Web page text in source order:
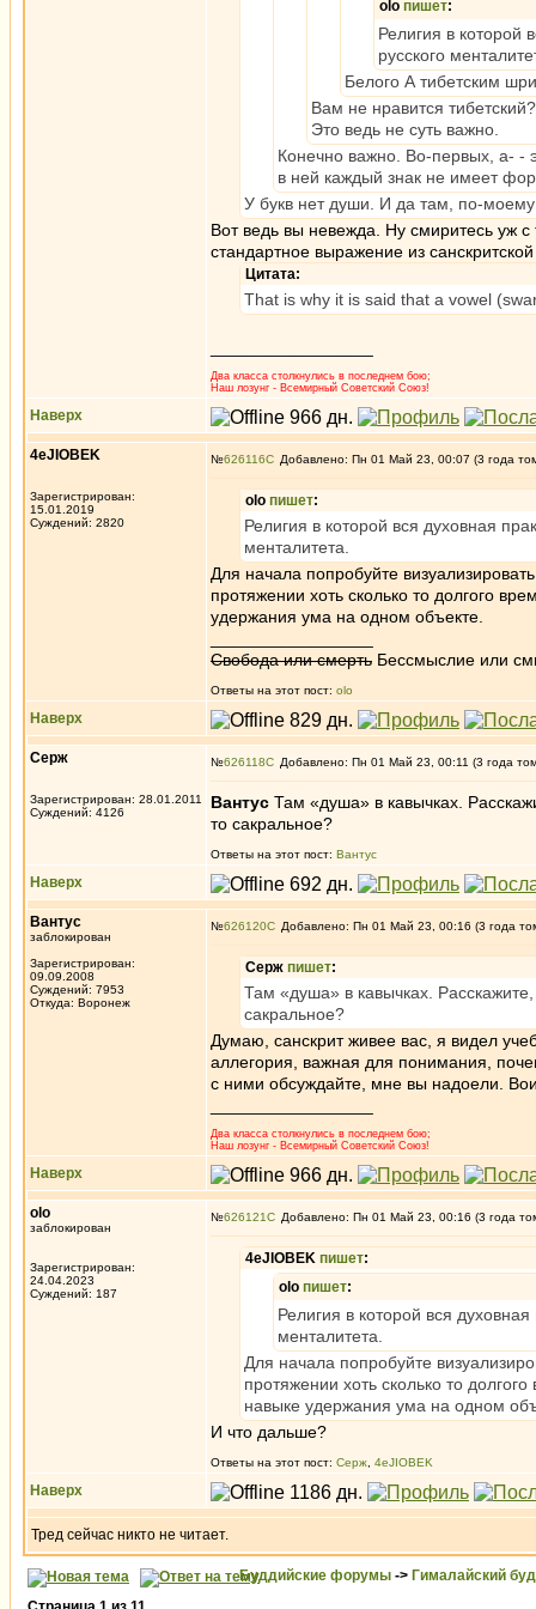
olo пишет:
Религия в которой
русского
Белого А тибетским
Вам не нравится
Это ведь не суть важно.
Конечно важно. Во-первых, a- -
в ней каждый знак не имеет
У букв нет души. И да там, по-
Вот ведь вы невежда. Ну смиритесь уж
стандартное выражение из
Цитата:
That is why it is said that a vowel
Два класса столкнулись в последнем бою;
Наш лозунг - Всемирный Советский Союз!
Наверх
4eJIOBEK
Зарегистрирован:
15.01.2019
Суждений: 2820
№626116 Добавлено: Пн 01 Май 23, 00:07 (3 года
olo пишет:
Религия в которой вся духовная
менталитета.
Для начала попробуйте
протяжении хоть сколько то долгого
удержания ума на одном объекте.
Свобода или смерть Бессмыслие или
Ответы на этот пост: olo
Наверх
Серж
Зарегистрирован: 28.01.2011
Суждений: 4126
№626118 Добавлено: Пн 01 Май 23, 00:11 (3 года
Вантус Там «душа» в кавычках.
то сакральное?
Ответы на этот пост: Вантус
Наверх
Вантус
заблокирован
Зарегистрирован:
09.09.2008
Суждений: 7953
Откуда: Воронеж
№626120 Добавлено: Пн 01 Май 23, 00:16 (3 года
Серж пишет:
Там «душа» в кавычках.
сакральное?
Думаю, санскрит живее вас, я видел
аллегория, важная для понимания,
с ними обсуждайте, мне вы надоели.
Два класса столкнулись в последнем бою;
Наш лозунг - Всемирный Советский Союз!
Наверх
olo
заблокирован
Зарегистрирован:
24.04.2023
Суждений: 187
№626121 Добавлено: Пн 01 Май 23, 00:16 (3 года
4eJIOBEK пишет:
olo пишет:
Религия в которой вся
менталитета.
Для начала попробуйте
протяжении хоть сколько то
навыке удержания ума на одном
И что дальше?
Ответы на этот пост: Серж 4eJIOBEK
Наверх
Тред сейчас никто не читает.
Буддийские форумы -> Гималайский